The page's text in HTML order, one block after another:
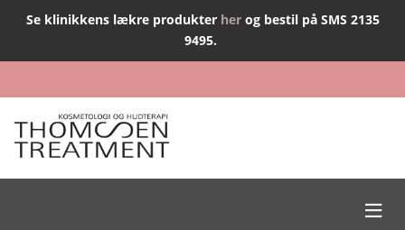
Se klinikkens lækre produkter herog bestil på SMS 2135
9495.
